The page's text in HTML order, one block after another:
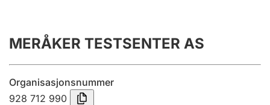
Innsending og forsinkelsesgebyr
MERÅKER TESTSENTER AS
Organisasjonsnummer
928 712 990